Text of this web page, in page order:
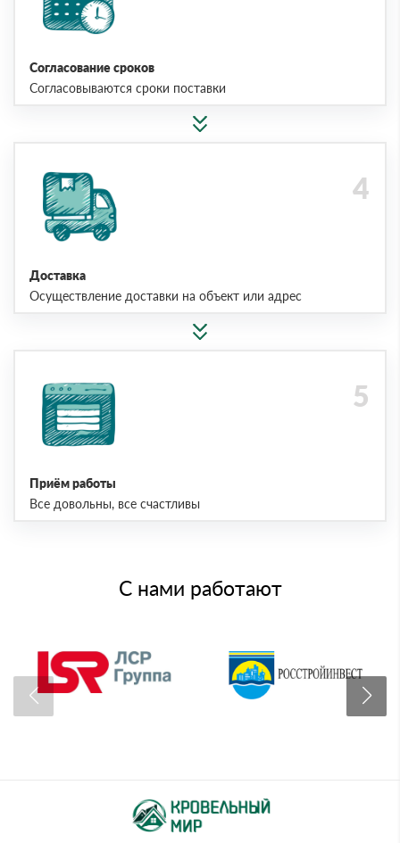
Согласование сроков
Согласовываются сроки поставки
Доставка
Осуществление доставки на объект или адрес
Приём работы
Все довольны, все счастливы
С нами работают